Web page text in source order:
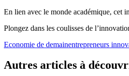
En lien avec le monde académique, cet
Plongez dans les coulisses de
Economie de demainentrepreneurs
Autres articles à